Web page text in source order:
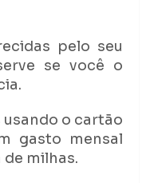
pelo seu
se você o
o cartão
gasto mensal
milhas.